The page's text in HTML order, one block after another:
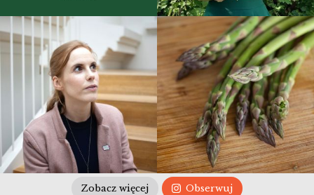
Zobacz więcej Obserwuj